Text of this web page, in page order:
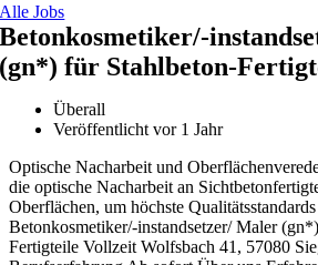
Alle Jobs
Betonkosmetiker/-
(gn*) für Stahlbeton-
Überall
Veröffentlicht vor 1 Jahr
Optische Nacharbeit und
die optische Nacharbeit an
Oberflächen, um höchste
Betonkosmetiker/-instandsetzer/ Maler
Fertigteile Vollzeit Wolfsbach 41, 57080